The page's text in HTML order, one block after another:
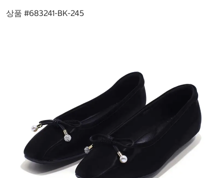
상품 #683241-BK-245